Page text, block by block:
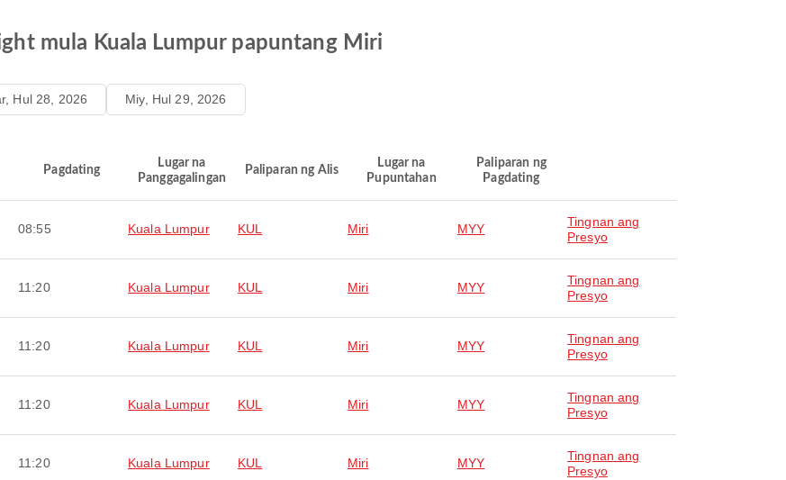
mula Kuala Lumpur papuntang Miri
Hul 28, 2026 Miy, Hul 29, 2026
Pagdating
Lugar na
Panggagalingan
Paliparan ng Alis
Lugar na
Pupuntahan
Paliparan ng
Pagdating
08:55 Kuala Lumpur KUL Miri MYY
Tingnan ang
Presyo
11:20 Kuala Lumpur KUL Miri MYY
Tingnan ang
Presyo
11:20 Kuala Lumpur KUL Miri MYY
Tingnan ang
Presyo
11:20 Kuala Lumpur KUL Miri MYY
Tingnan ang
Presyo
11:20 Kuala Lumpur KUL Miri MYY
Tingnan ang
Presyo